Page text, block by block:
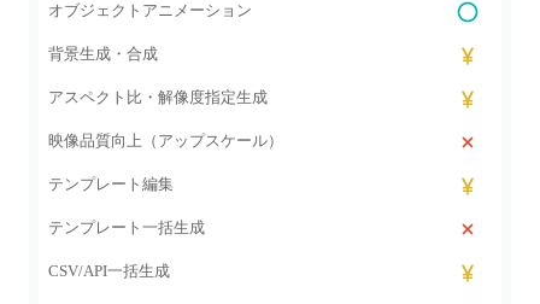
オブジェクトアニメーション
背景生成・合成
アスペクト比・解像度指定生成
映像品質向上（アップスケール）
テンプレート編集
テンプレート一括生成
CSV/API一括生成